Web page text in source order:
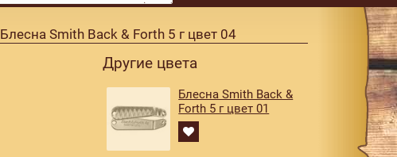
Блесна Smith Back & Forth 5 г цвет 04
Другие цвета
Блесна Smith Back &
Forth 5 г цвет 01